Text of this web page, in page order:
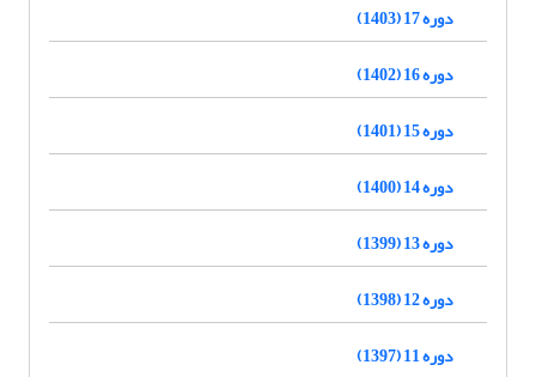
دوره 17 (1403)
دوره 16 (1402)
دوره 15 (1401)
دوره 14 (1400)
دوره 13 (1399)
دوره 12 (1398)
دوره 11 (1397)